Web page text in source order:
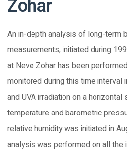
Zohar
An in-depth analysis of long-term
measurements, initiated during
at Neve Zohar has been
monitored during this time interval
and UVA irradiation on a horizontal
temperature and barometric
relative humidity was initiated in
analysis was performed on all the